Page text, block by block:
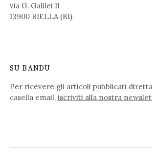
via G. Galilei 11
13900 BIELLA (BI)
SU BANDU
Per ricevere gli articoli pubblicati
casella email, iscriviti alla nostra